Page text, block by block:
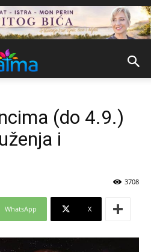
(do 4.9.)
i
3708
WhatsApp X